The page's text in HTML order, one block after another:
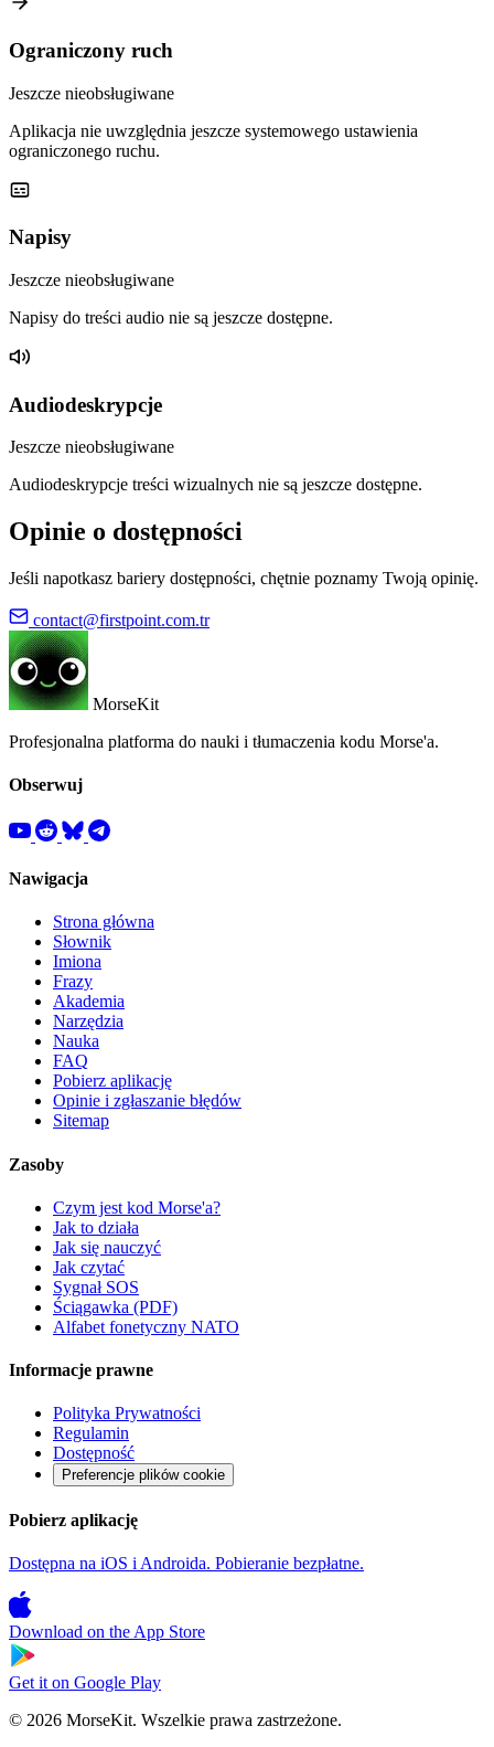
Ograniczony ruch
Jeszcze nieobsługiwane
Aplikacja nie uwzględnia jeszcze systemowego ustawienia
ograniczonego ruchu.
Napisy
Jeszcze nieobsługiwane
Napisy do treści audio nie są jeszcze dostępne.
Audiodeskrypcje
Jeszcze nieobsługiwane
Audiodeskrypcje treści wizualnych nie są jeszcze dostępne.
Opinie o dostępności
Jeśli napotkasz bariery dostępności, chętnie poznamy Twoją opinię.
contact@firstpoint.com.tr
MorseKit
Profesjonalna platforma do nauki i tłumaczenia kodu Morse'a.
Obserwuj
Nawigacja
Strona główna
Słownik
Imiona
Frazy
Akademia
Narzędzia
Nauka
FAQ
Pobierz aplikację
Opinie i zgłaszanie błędów
Sitemap
Zasoby
Czym jest kod Morse'a?
Jak to działa
Jak się nauczyć
Jak czytać
Sygnał SOS
Ściągawka (PDF)
Alfabet fonetyczny NATO
Informacje prawne
Polityka Prywatności
Regulamin
Dostępność
Preferencje plików cookie
Pobierz aplikację
Dostępna na iOS i Androida. Pobieranie bezpłatne.
Download on the App Store
Get it on Google Play
© 2026 MorseKit. Wszelkie prawa zastrzeżone.